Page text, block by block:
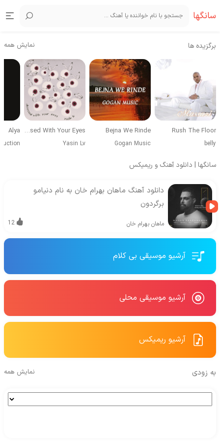
سانگها
برگزیده ها نمایش همه
Rush The Floor
belly
Bejna We Rinde
Gogan Music
Obsessed With Your Eyes
Yasin Lv
Alya
سانگها | دانلود آهنگ و ریمیکس
دانلود آهنگ ماهان بهرام خان به نام دنیامو
برگردون
ماهان بهرام خان 12
آرشیو موسیقی بی کلام
آرشیو موسیقی محلی
آرشیو ریمیکس
به زودی نمایش همه